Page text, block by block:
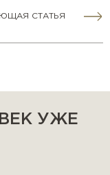
СТАТЬЯ
УЖЕ